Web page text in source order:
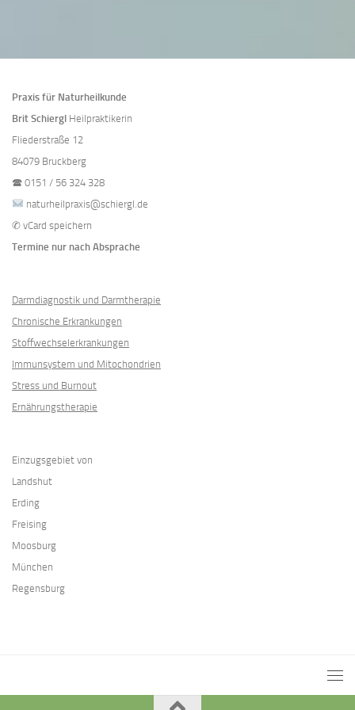
Praxis für Naturheilkunde
Brit Schiergl Heilpraktikerin
Fliederstraße 12
84079 Bruckberg
🕿 0151 / 56 324 328
naturheilpraxis@schiergl.de
✆ vCard speichern
Termine nur nach Absprache
Darmdiagnostik und Darmtherapie
Chronische Erkrankungen
Stoffwechselerkrankungen
Immunsystem und Mitochondrien
Stress und Burnout
Ernährungstherapie
Einzugsgebiet von
Landshut
Erding
Freising
Moosburg
München
Regensburg